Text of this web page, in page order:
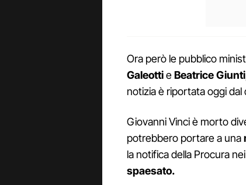
Ora però le pubblico
GaleottieBeatrice
notizia è riportata oggi dal
Giovanni Vinci è morto
potrebbero portare a una
la notifica della Procura
spaesato.